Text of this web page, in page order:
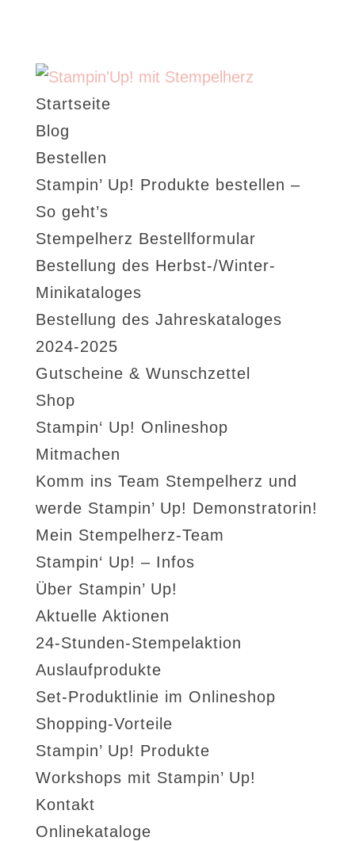
Startseite
Blog
Bestellen
Stampin’ Up! Produkte bestellen –
So geht’s
Stempelherz Bestellformular
Bestellung des Herbst-/Winter-
Minikataloges
Bestellung des Jahreskataloges
2024-2025
Gutscheine & Wunschzettel
Shop
Stampin‘ Up! Onlineshop
Mitmachen
Komm ins Team Stempelherz und
werde Stampin’ Up! Demonstratorin!
Mein Stempelherz-Team
Stampin‘ Up! – Infos
Über Stampin’ Up!
Aktuelle Aktionen
24-Stunden-Stempelaktion
Auslaufprodukte
Set-Produktlinie im Onlineshop
Shopping-Vorteile
Stampin’ Up! Produkte
Workshops mit Stampin’ Up!
Kontakt
Onlinekataloge